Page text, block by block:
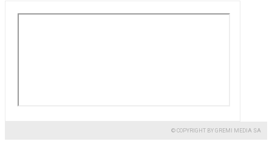
© COPYRIGHT BY GREMI MEDIA SA